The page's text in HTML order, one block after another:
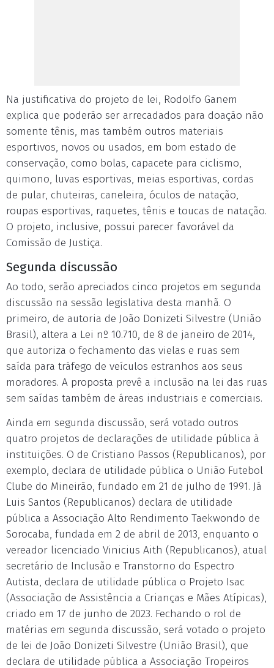
Na justificativa do projeto de lei, Rodolfo Ganem
explica que poderão ser arrecadados para doação não
somente tênis, mas também outros materiais
esportivos, novos ou usados, em bom estado de
conservação, como bolas, capacete para ciclismo,
quimono, luvas esportivas, meias esportivas, cordas
de pular, chuteiras, caneleira, óculos de natação,
roupas esportivas, raquetes, tênis e toucas de natação.
O projeto, inclusive, possui parecer favorável da
Comissão de Justiça.
Segunda discussão
Ao todo, serão apreciados cinco projetos em segunda
discussão na sessão legislativa desta manhã. O
primeiro, de autoria de João Donizeti Silvestre (União
Brasil), altera a Lei nº 10.710, de 8 de janeiro de 2014,
que autoriza o fechamento das vielas e ruas sem
saída para tráfego de veículos estranhos aos seus
moradores. A proposta prevê a inclusão na lei das ruas
sem saídas também de áreas industriais e comerciais.
Ainda em segunda discussão, será votado outros
quatro projetos de declarações de utilidade pública à
instituições. O de Cristiano Passos (Republicanos), por
exemplo, declara de utilidade pública o União Futebol
Clube do Mineirão, fundado em 21 de julho de 1991. Já
Luis Santos (Republicanos) declara de utilidade
pública a Associação Alto Rendimento Taekwondo de
Sorocaba, fundada em 2 de abril de 2013, enquanto o
vereador licenciado Vinicius Aith (Republicanos), atual
secretário de Inclusão e Transtorno do Espectro
Autista, declara de utilidade pública o Projeto Isac
(Associação de Assistência a Crianças e Mães Atípicas),
criado em 17 de junho de 2023. Fechando o rol de
matérias em segunda discussão, será votado o projeto
de lei de João Donizeti Silvestre (União Brasil), que
declara de utilidade pública a Associação Tropeiros